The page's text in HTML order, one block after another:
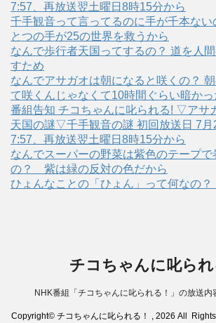
7:57、再放送翌土曜日8時15分から
千手観音って言ってるのに手が千本ない
とつの手が25の世界を救うから
なんで歩行者天国ってするの？ 道を人
すため
なんでアサガオは朝になると咲くの？
て咲くんじゃなくて10時間ぐらい暗かっ
番組告知 チコちゃんに叱られる! ▽アサ
天国の謎▽千手観音の謎 初回放送日 7月
7:57、再放送翌土曜日8時15分から
なんでスーパーの野菜は紫色のテープで
の？ 紫は緑の反対の色だから
ひょんなことの「ひょん」って何なの
チコちゃんに叱られ
NHK番組「チコちゃんに叱られる！」の放送内
Copyright© チコちゃんに叱られる！ , 2026 All